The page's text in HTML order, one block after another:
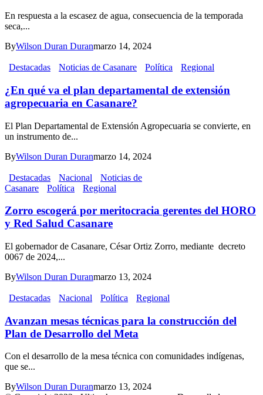
En respuesta a la escasez de agua, consecuencia de la temporada
seca,...
ByWilson Duran Duranmarzo 14, 2024
Destacadas Noticias de Casanare Política Regional
¿En qué va el plan departamental de extensión
agropecuaria en Casanare?
El Plan Departamental de Extensión Agropecuaria se convierte, en
un instrumento de...
ByWilson Duran Duranmarzo 14, 2024
Destacadas Nacional
Noticias de
Casanare
Política Regional
Zorro escogerá por meritocracia gerentes del HORO
y Red Salud Casanare
El gobernador de Casanare, César Ortiz Zorro, mediante decreto
0067 de 2024,...
ByWilson Duran Duranmarzo 13, 2024
Destacadas Nacional Política Regional
Avanzan mesas técnicas para la construcción del
Plan de Desarrollo del Meta
Con el desarrollo de la mesa técnica con comunidades indígenas,
que se...
ByWilson Duran Duranmarzo 13, 2024